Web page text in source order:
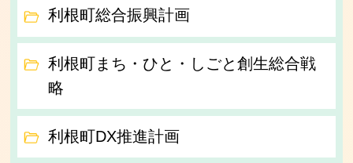
利根町総合振興計画
利根町まち・ひと・しごと創生総合戦
略
利根町DX推進計画